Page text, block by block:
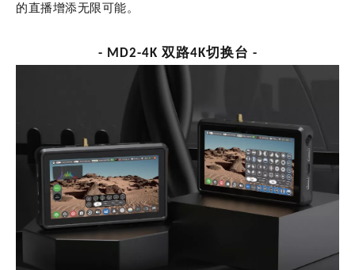
的直播增添无限可能。
- MD2-4K 双路4K切换台 -